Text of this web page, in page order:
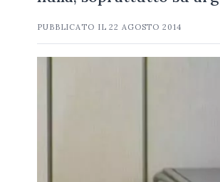
PUBBLICATO IL22 AGOSTO 2014